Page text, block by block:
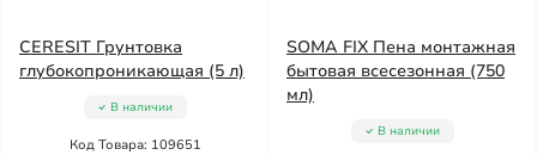
CERESIT Грунтовка
глубокопроникающая (5 л)
В наличии
Код Товара: 109651
SOMA FIX Пена монтажная
бытовая всесезонная (750
мл)
В наличии